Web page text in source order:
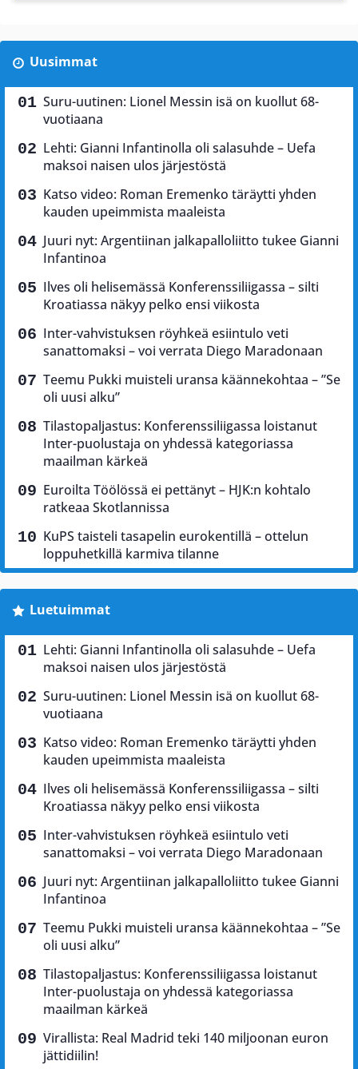
Uusimmat
Suru-uutinen: Lionel Messin isä on kuollut 68-
vuotiaana
Lehti: Gianni Infantinolla oli salasuhde – Uefa
maksoi naisen ulos järjestöstä
Katso video: Roman Eremenko täräytti yhden
kauden upeimmista maaleista
Juuri nyt: Argentiinan jalkapalloliitto tukee Gianni
Infantinoa
Ilves oli helisemässä Konferenssiliigassa – silti
Kroatiassa näkyy pelko ensi viikosta
Inter-vahvistuksen röyhkeä esiintulo veti
sanattomaksi – voi verrata Diego Maradonaan
Teemu Pukki muisteli uransa käännekohtaa – ”Se
oli uusi alku”
Tilastopaljastus: Konferenssiliigassa loistanut
Inter-puolustaja on yhdessä kategoriassa
maailman kärkeä
Euroilta Töölössä ei pettänyt – HJK:n kohtalo
ratkeaa Skotlannissa
KuPS taisteli tasapelin eurokentillä – ottelun
loppuhetkillä karmiva tilanne
Luetuimmat
Lehti: Gianni Infantinolla oli salasuhde – Uefa
maksoi naisen ulos järjestöstä
Suru-uutinen: Lionel Messin isä on kuollut 68-
vuotiaana
Katso video: Roman Eremenko täräytti yhden
kauden upeimmista maaleista
Ilves oli helisemässä Konferenssiliigassa – silti
Kroatiassa näkyy pelko ensi viikosta
Inter-vahvistuksen röyhkeä esiintulo veti
sanattomaksi – voi verrata Diego Maradonaan
Juuri nyt: Argentiinan jalkapalloliitto tukee Gianni
Infantinoa
Teemu Pukki muisteli uransa käännekohtaa – ”Se
oli uusi alku”
Tilastopaljastus: Konferenssiliigassa loistanut
Inter-puolustaja on yhdessä kategoriassa
maailman kärkeä
Virallista: Real Madrid teki 140 miljoonan euron
jättidiilin!